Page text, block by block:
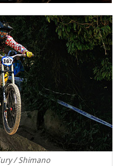
/ Shimano